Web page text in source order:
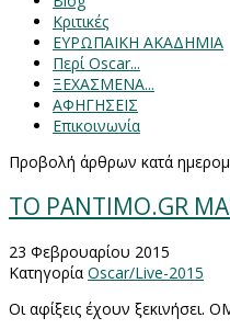
Κριτικές
ΕΥΡΩΠΑΙΚΗ ΑΚΑΔΗΜΙΑ
Περί Oscar...
ΞΕΧΑΣΜΕΝΑ...
ΑΦΗΓΗΣΕΙΣ
Επικοινωνία
Προβολή άρθρων κατά
TO PANTIMO.GR
23 Φεβρουαρίου 2015
Κατηγορία Oscar/Live-2015
Οι αφίξεις έχουν ξεκινήσει.